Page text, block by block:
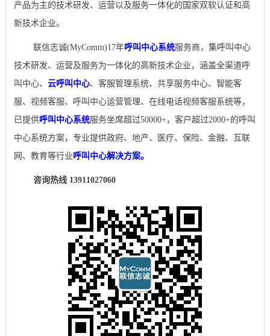
产品为主的技术研发、运营以及服务一体化的国家双软认证和高
新技术企业。
联信志诚(MyComm)17年呼叫中心系统服务商，集呼叫中心
技术研发、运营及服务为一体化的高新技术企业，涵盖全渠道呼
叫中心、 云呼叫中心、客服管理系统、共享服务中心、智能客
服、视频客服、呼叫中心运营管理、在线电话视频客服系统等，
已提供呼叫中心系统服务坐席超过50000+，客户超过2000+的呼叫
中心系统方案，专业提供政府、地产、医疗、保险、金融、互联
网、教育等行业呼叫中心解决方案。
咨询热线 13911027060